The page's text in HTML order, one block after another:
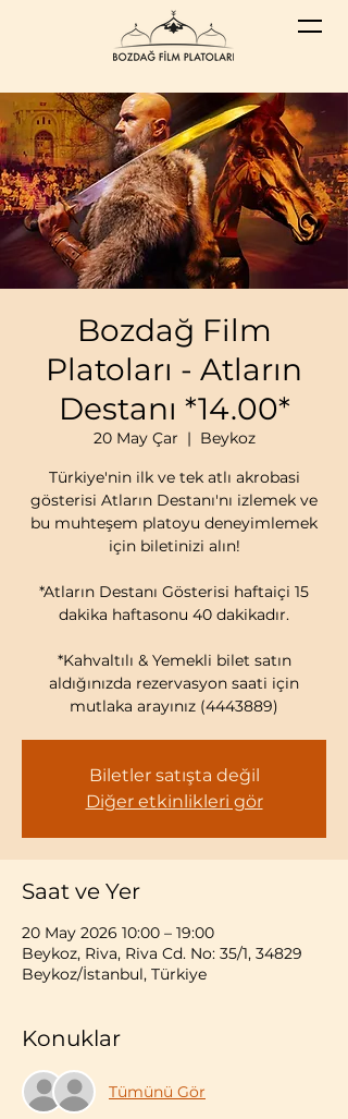
Bozdağ Film
Platoları - Atların
Destanı *14.00*
20 May Çar
  |
Beykoz
Türkiye'nin ilk ve tek atlı akrobasi
gösterisi Atların Destanı'nı izlemek ve
bu muhteşem platoyu deneyimlemek
için biletinizi alın!
*Atların Destanı Gösterisi haftaiçi 15
dakika haftasonu 40 dakikadır.
*Kahvaltılı & Yemekli bilet satın
aldığınızda rezervasyon saati için
mutlaka arayınız (4443889)
Biletler satışta değil
Diğer etkinlikleri gör
Saat ve Yer
20 May 2026 10:00 – 19:00
Beykoz, Riva, Riva Cd. No: 35/1, 34829
Beykoz/İstanbul, Türkiye
Konuklar
Tümünü Gör